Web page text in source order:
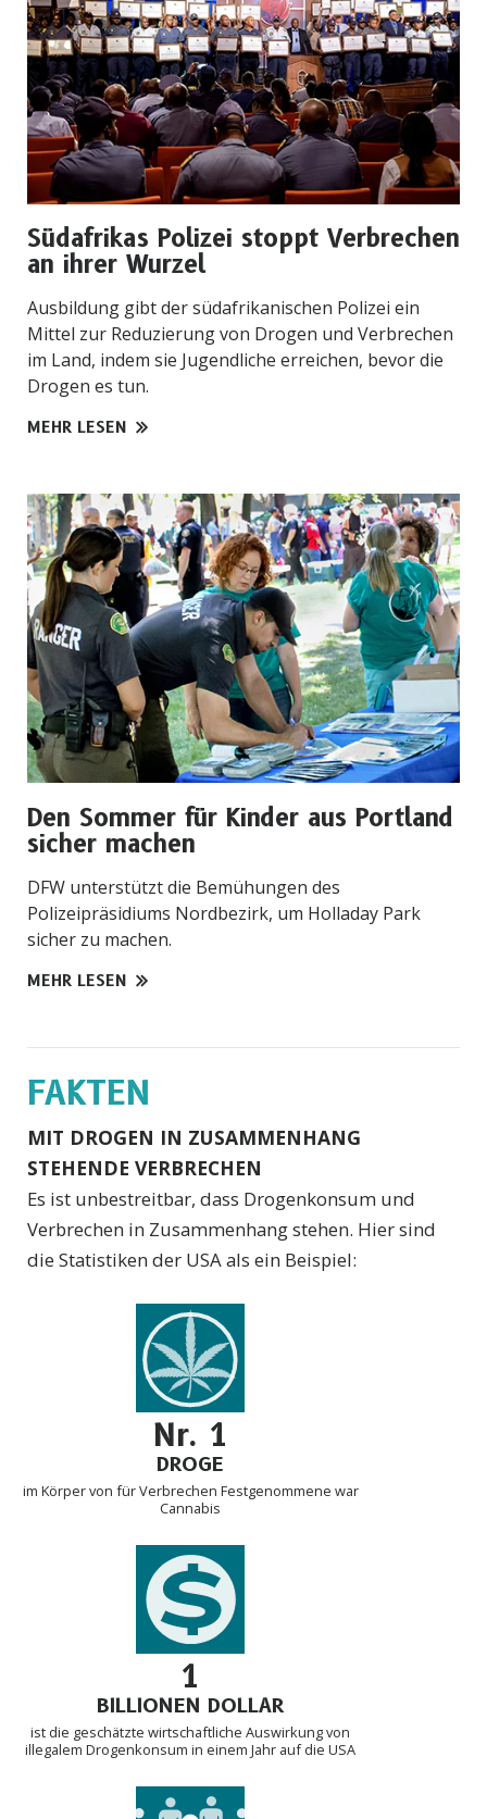
Südafrikas Polizei stoppt Verbrechen
an ihrer Wurzel
Ausbildung gibt der südafrikanischen Polizei ein
Mittel zur Reduzierung von Drogen und Verbrechen
im Land, indem sie Jugendliche erreichen, bevor die
Drogen es tun.
MEHR LESEN
Den Sommer für Kinder aus Portland
sicher machen
DFW unterstützt die Bemühungen des
Polizeipräsidiums Nordbezirk, um Holladay Park
sicher zu machen.
MEHR LESEN
FAKTEN
MIT DROGEN IN ZUSAMMENHANG
STEHENDE VERBRECHEN
Es ist unbestreitbar, dass Drogenkonsum und
Verbrechen in Zusammenhang stehen. Hier sind
die Statistiken der USA als ein Beispiel:
Nr. 1
DROGE
im Körper von für Verbrechen Festgenommene war
Cannabis
1
BILLIONEN DOLLAR
ist die geschätzte wirtschaftliche Auswirkung von
illegalem Drogenkonsum in einem Jahr auf die USA